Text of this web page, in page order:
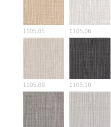
1105.05 1105.06
1105.09 1105.10